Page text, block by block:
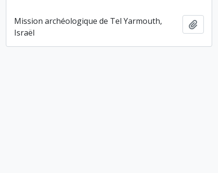
Mission archéologique de Tel Yarmouth,
Israël